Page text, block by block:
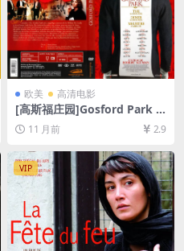
欧美 高清电影
[高斯福庄园]Gosford Park (2
001)[百度网盘+夸克网盘1080
P超清未删减资源][网盘在线播
放/下载][MP4/8.9GB][中英字
幕]
11 月前 2.9
VIP